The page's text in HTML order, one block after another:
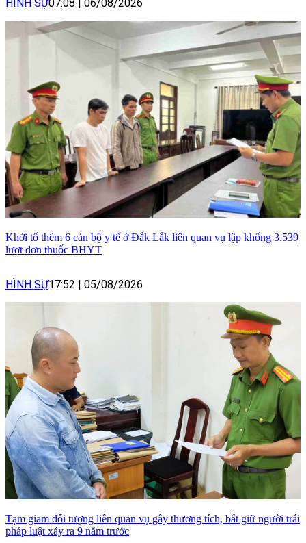
HÌNH SỰ07:08 06/08/2026
Khởi tố thêm 6 cán bộ y tế ở Đắk Lắk liên quan vụ lập khống 3.539
lượt đơn thuốc BHYT
HÌNH SỰ17:52 | 05/08/2026
Tạm giam đối tượng liên quan vụ gây thương tích, bắt giữ người trái
pháp luật xảy ra 9 năm trước